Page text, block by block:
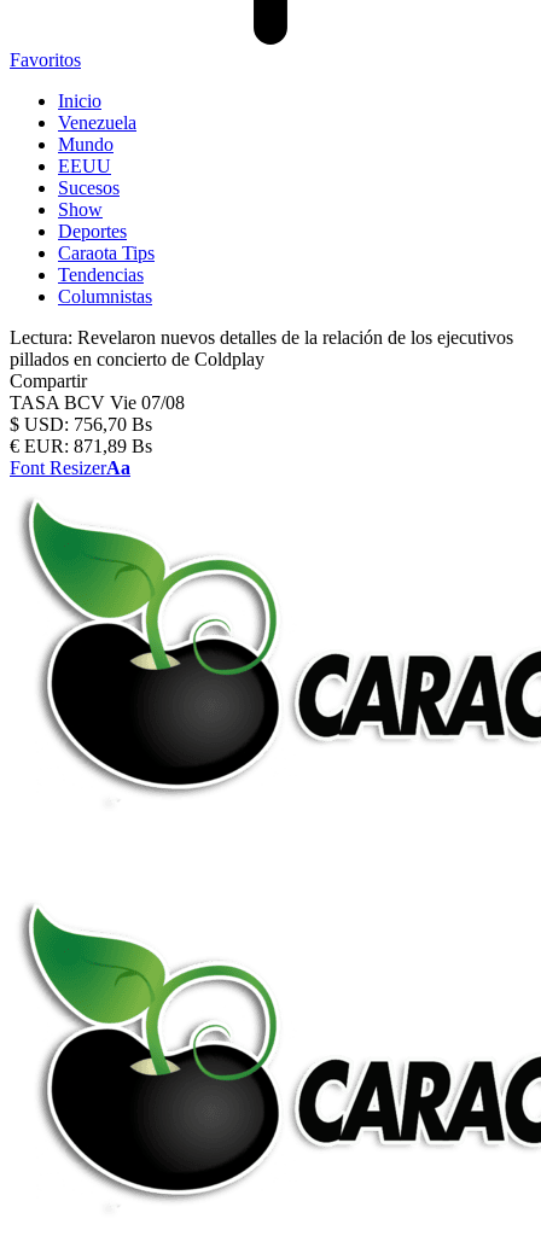
Favoritos
Inicio
Venezuela
Mundo
EEUU
Sucesos
Show
Deportes
Caraota Tips
Tendencias
Columnistas
Lectura: Revelaron nuevos detalles de la relación de los ejecutivos
pillados en concierto de Coldplay
Compartir
TASA BCV Vie 07/08
$ USD: 756,70 Bs
€ EUR: 871,89 Bs
Font ResizerAa